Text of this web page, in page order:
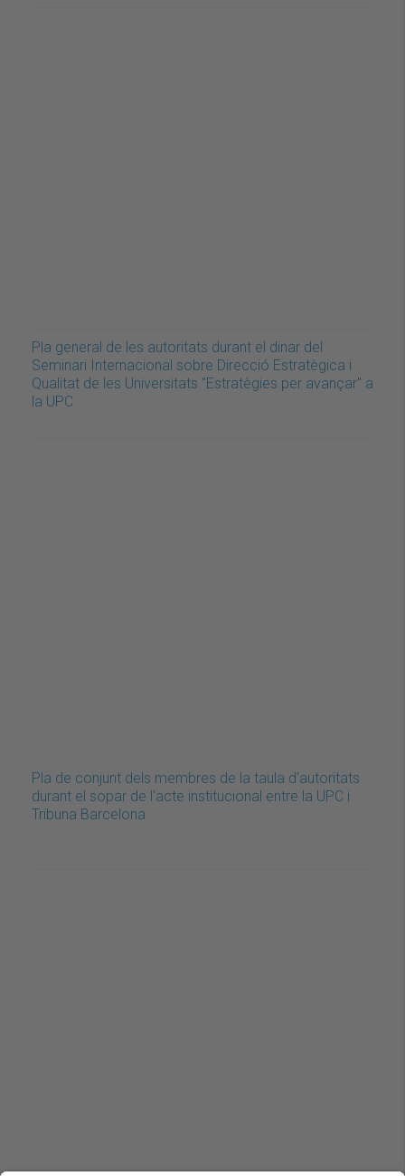
Pla general de les autoritats durant el dinar del
Seminari Internacional sobre Direcció Estratègica i
Qualitat de les Universitats "Estratègies per avançar" a
la UPC
Pla de conjunt dels membres de la taula d'autoritats
durant el sopar de l'acte institucional entre la UPC i
Tribuna Barcelona